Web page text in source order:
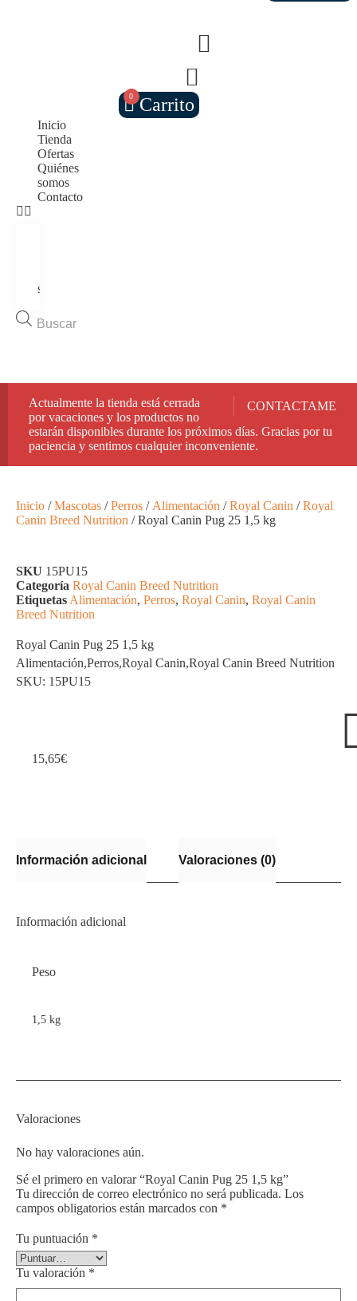
0 Carrito
Inicio
Tienda
Ofertas
Quiénes
somos
Contacto
somos
Búsqueda
de
CONTACTAME
Actualmente la tienda está cerrada
por vacaciones y los productos no
estarán disponibles durante los próximos días. Gracias por tu
paciencia y sentimos cualquier inconveniente.
Inicio /Mascotas /Perros /Alimentación /Royal Canin /Royal
Canin Breed Nutrition / Royal Canin Pug 25 1,5 kg
SKU 15PU15
Categoría Royal Canin Breed Nutrition
EtiquetasAlimentación, Perros, Royal Canin, Royal Canin
Breed Nutrition
Royal Canin Pug 25 1,5 kg
Alimentación,Perros,Royal Canin,Royal Canin Breed Nutrition
SKU: 15PU15
15,65€
Información adicional Valoraciones (0)
Información adicional
Peso
1,5 kg
Valoraciones
No hay valoraciones aún.
Sé el primero en valorar “Royal Canin Pug 25 1,5 kg”
Tu dirección de correo electrónico no será publicada. Los
campos obligatorios están marcados con *
Tu puntuación *
Tu valoración *